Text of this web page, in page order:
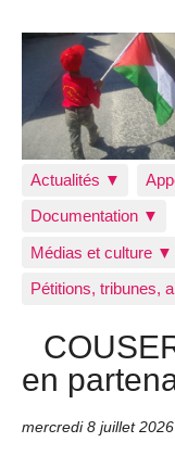
Actualités ▼
Documentation ▼
Médias et culture ▼
Pétitions, tribunes,
en
mercredi 8 juillet 2026